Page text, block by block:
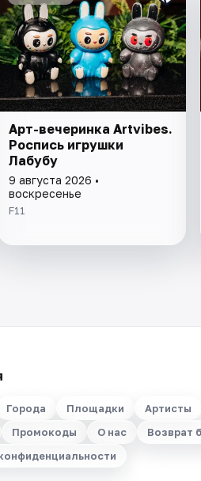
Арт-вечеринка Artvibes.
Роспись игрушки
Лабубу
9 августа 2026 •
воскресенье
F11
Города Площадки
Артисты
Промокоды О нас
Возврат